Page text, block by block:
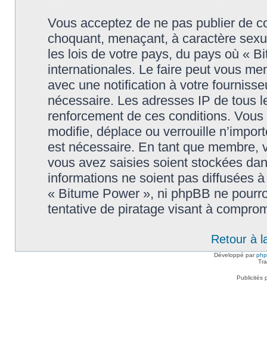
Vous acceptez de ne pas publier de
choquant, menaçant, à caractère
les lois de votre pays, du pays où «
internationales. Le faire peut vous
avec une notification à votre
nécessaire. Les adresses IP de tous
renforcement de ces conditions.
modifie, déplace ou verrouille
est nécessaire. En tant que membre,
vous avez saisies soient stockées
informations ne soient pas diffusées
« Bitume Power », ni phpBB ne
tentative de piratage visant à
Retour à
Développé par
Publicités